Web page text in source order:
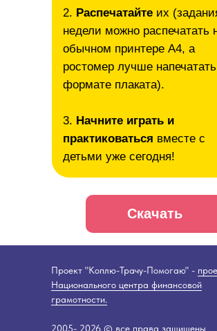
2. Распечатайте их
недели можно распечатать
обычном принтере А4, а
ростомер лучше
формате плаката).
3. Начните играть и
практиковаться вместе с
детьми уже сегодня!
Скачать
Проект "Коплю-Трачу-Помогаю" -
Национального центра финансовой
грамотности.
2005- 2026 © все права защищены